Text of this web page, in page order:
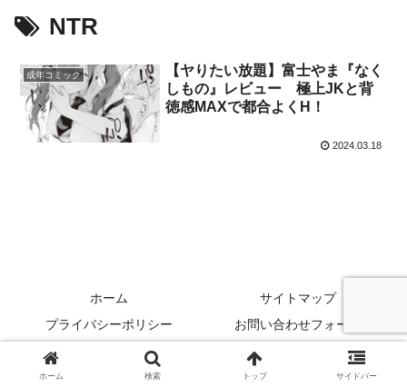
NTR
成年コミック
【ヤりたい放題】富士やま『なく
しもの』レビュー 極上JKと背
徳感MAXで都合よくH！
2024.03.18
ホーム
サイトマップ
プライバシーポリシー
お問い合わせフォーム
© 2024 にじぬき.
ホーム 検索 トップ サイドバー